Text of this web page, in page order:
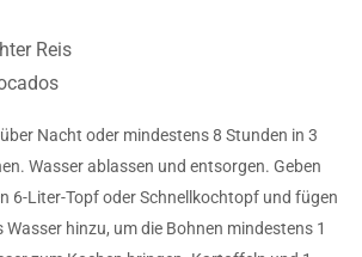
Reis
Nacht oder mindestens 8 Stunden in 3
Wasser ablassen und entsorgen. Geben
6-Liter-Topf oder Schnellkochtopf und fügen
Wasser hinzu, um die Bohnen mindestens 1